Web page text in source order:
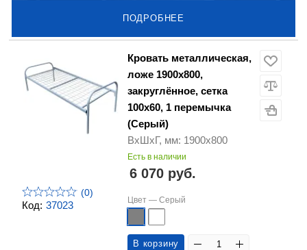
ПОДРОБНЕЕ
Код: 37023
(0)
Кровать металлическая,
ложе 1900х800,
закруглённое, сетка
100х60, 1 перемычка
(Серый)
ВхШхГ, мм: 1900х800
Есть в наличии
6 070 руб.
Цвет — Серый
В корзину